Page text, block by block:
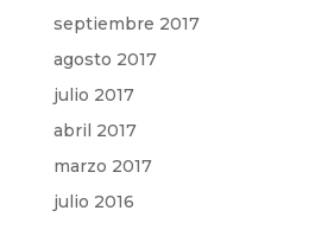
septiembre 2017
agosto 2017
julio 2017
abril 2017
marzo 2017
julio 2016